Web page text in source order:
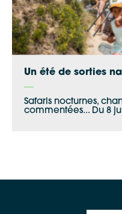
Un été de sorties
Safaris nocturnes,
commentées... Du 8